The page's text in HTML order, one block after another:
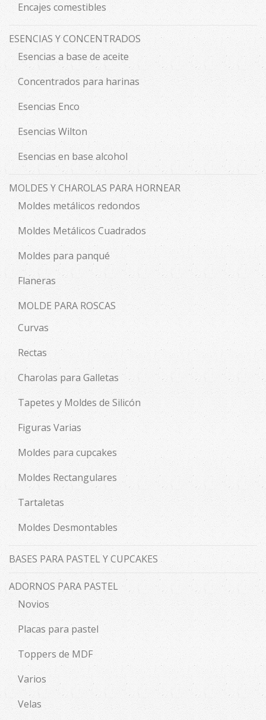
Encajes comestibles
ESENCIAS Y CONCENTRADOS
Esencias a base de aceite
Concentrados para harinas
Esencias Enco
Esencias Wilton
Esencias en base alcohol
MOLDES Y CHAROLAS PARA HORNEAR
Moldes metálicos redondos
Moldes Metálicos Cuadrados
Moldes para panqué
Flaneras
MOLDE PARA ROSCAS
Curvas
Rectas
Charolas para Galletas
Tapetes y Moldes de Silicón
Figuras Varias
Moldes para cupcakes
Moldes Rectangulares
Tartaletas
Moldes Desmontables
BASES PARA PASTEL Y CUPCAKES
ADORNOS PARA PASTEL
Novios
Placas para pastel
Toppers de MDF
Varios
Velas